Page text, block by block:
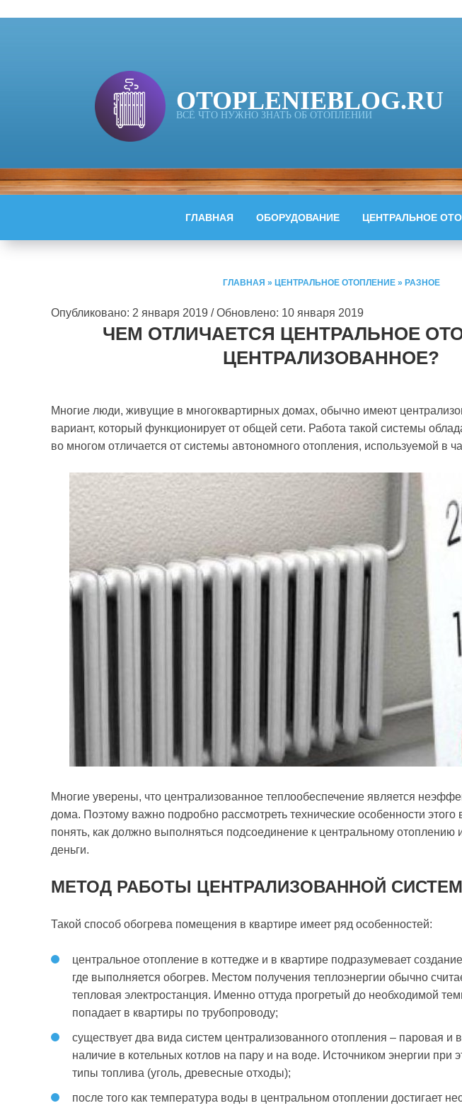
OTOPLENIEBLOG.RU
ВСЁ ЧТО НУЖНО ЗНАТЬ ОБ ОТОПЛЕНИИ
ГЛАВНАЯ ОБОРУДОВАНИЕ ЦЕНТРАЛЬНОЕ
ГЛАВНАЯ » ЦЕНТРАЛЬНОЕ ОТОПЛЕНИЕ» РАЗНОЕ
Опубликовано: 2 января 2019 / Обновлено: 10 января 2019
ЧЕМ ОТЛИЧАЕТСЯ ЦЕНТРАЛЬНОЕ
ЦЕНТРАЛИЗОВАННОЕ?
Многие люди, живущие в многоквартирных домах, обычно имеют
вариант, который функционирует от общей сети. Работа такой системы
во многом отличается от системы автономного отопления, используемой в
Многие уверены, что централизованное теплообеспечение является
дома. Поэтому важно подробно рассмотреть технические особенности этого
понять, как должно выполняться подсоединение к центральному отоплению
деньги.
МЕТОД РАБОТЫ ЦЕНТРАЛИЗОВАННОЙ
Такой способ обогрева помещения в квартире имеет ряд особенностей:
центральное отопление в коттедже и в квартире подразумевает
где выполняется обогрев. Местом получения теплоэнергии обычно
тепловая электростанция. Именно оттуда прогретый до необходимой
попадает в квартиры по трубопроводу;
существует два вида систем централизованного отопления – паровая и
наличие в котельных котлов на пару и на воде. Источником энергии при
типы топлива (уголь, древесные отходы);
после того как температура воды в центральном отоплении достигает